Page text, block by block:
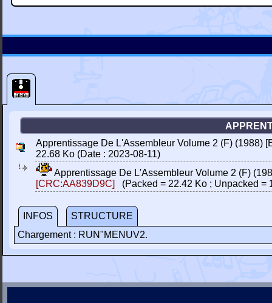
Apprentissage De L'Assembleur Volume 2 (F) (1988)
22.68 Ko (Date : 2023-08-11)
Apprentissage De L'Assembleur Volume 2 (F)
[CRC:AA839D9C]
(Packed = 22.42 Ko ; Unpacked =
INFOS
STRUCTURE
Chargement : RUN"MENUV2.